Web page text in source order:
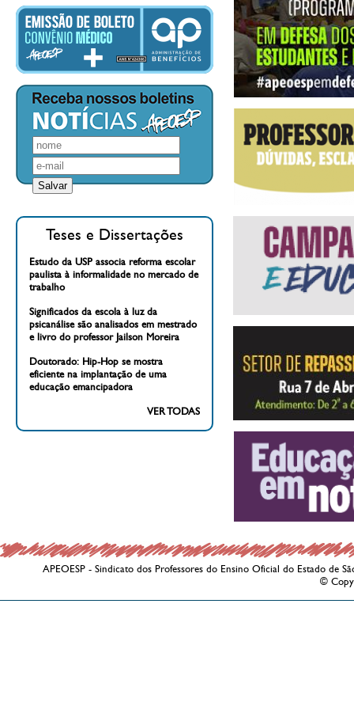
Teses e Dissertações
Estudo da USP associa reforma escolar
paulista à informalidade no mercado de
trabalho
Significados da escola à luz da
psicanálise são analisados em mestrado
e livro do professor Jailson Moreira
Doutorado: Hip-Hop se mostra
eficiente na implantação de uma
educação emancipadora
VER TODAS
APEOESP - Sindicato dos Professores do Ensino Oficial do Estado de
©